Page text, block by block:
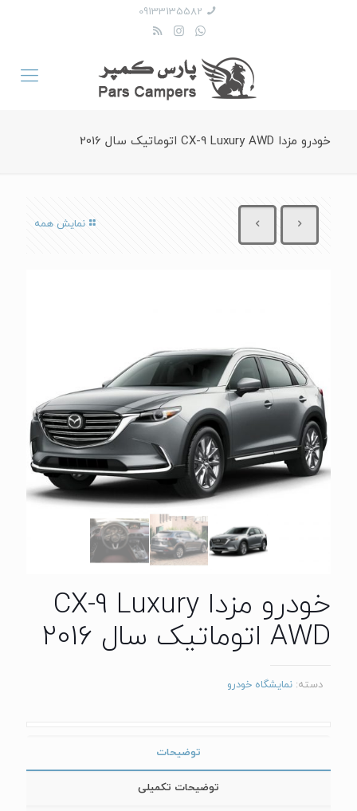
09133135582
خودرو مزدا CX-9 Luxury AWD اتوماتیک سال 2016
نمایش همه
خودرو مزدا CX-9 Luxury
AWD اتوماتیک سال 2016
دسته: نمایشگاه خودرو
توضیحات
توضیحات تکمیلی